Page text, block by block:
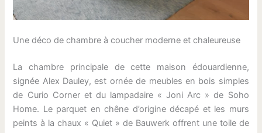
Une déco de chambre à coucher moderne et chaleureuse
La chambre principale de cette maison édouardienne,
signée Alex Dauley, est ornée de meubles en bois simples
de Curio Corner et du lampadaire « Joni Arc » de Soho
Home. Le parquet en chêne d’origine décapé et les murs
peints à la chaux « Quiet » de Bauwerk offrent une toile de